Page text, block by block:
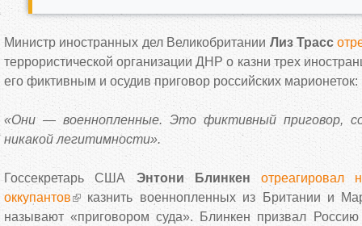
Министр иностранных дел Великобритании Лиз Трасс
террористической организации ДНР о казни трех
его фиктивным и осудив приговор российских марионеток:
«Они — военнопленные. Это фиктивный приговор,
никакой легитимности».
Госсекретарь США Энтони Блинкен
отреагировал
оккупантов
казнить военнопленных из Британии и
называют «приговором суда». Блинкен призвал